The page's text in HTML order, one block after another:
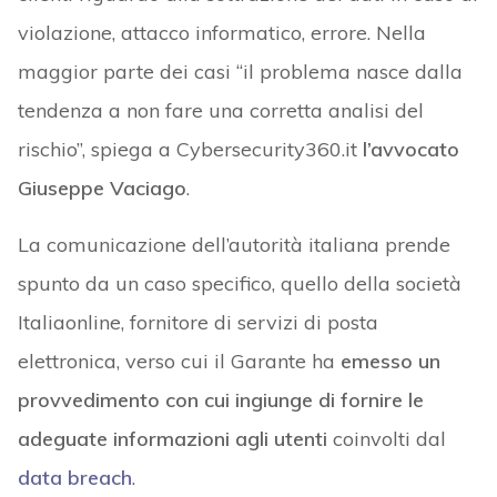
violazione, attacco informatico, errore. Nella
maggior parte dei casi “il problema nasce dalla
tendenza a non fare una corretta analisi del
rischio”, spiega a Cybersecurity360.it l’avvocato
Giuseppe Vaciago.
La comunicazione dell’autorità italiana prende
spunto da un caso specifico, quello della società
Italiaonline, fornitore di servizi di posta
elettronica, verso cui il Garante ha emesso un
provvedimento con cui ingiunge di fornire le
adeguate informazioni agli utenti coinvolti dal
data breach.